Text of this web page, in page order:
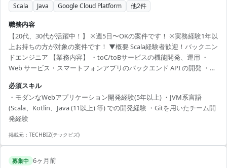
Scala Java Google Cloud Platform 他2件
職務内容
【20代、30代が活躍中！】 ※週5日〜OKの案件です！ ※実務経験1年以
上お持ちの方が対象の案件です！ ▼概要 Scala経験者歓迎！バックエン
ドエンジニア 【業務内容】 ・toC/toBサービスの機能開発、運用 ・
Web サービス・スマートフォンアプリのバックエンド API の開発 ・金
ジニアと共同で行う仕様策定 ・マイクロサービスの継続的な改修や、
運用・監視強化 ・各種ライブラリやツールの検証、PoC 【求める人物
像】 ・担当する領域外にも興味をもてる方 ・プロダクトやチームもよ
り良くしていく事に関心がある方 ・やりたいことに対して積極的に挑
戦できる方...
必須スキル
・モダンなWebアプリケーション開発経験(5年以上) ・JVM系言語
(Scala、Kotlin、Java (11以上) 等) での開発経験 ・Gitを用いたチーム開
発経験
掲載元： TECHBIZ(テックビズ)
募集中 6ヶ月前